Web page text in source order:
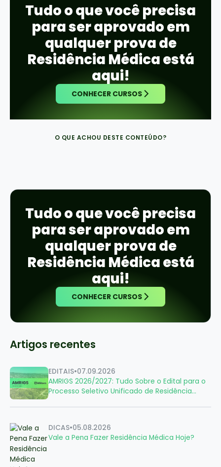
Tudo o que você precisa
para ser aprovado em
qualquer prova de
Residência Médica está
aqui!
CONHECER CURSOS
O QUE ACHOU DESTE CONTEÚDO?
Artigos recentes
EDITAIS•07.09.2026
AMRIGS 2026/2027: Tudo Sobre o Edital para o
Processo Seletivo Unificado de Residência
DICAS•05.08.2026
Vale a Pena Fazer Residência Médica Hoje?
Tudo o que você precisa
para ser aprovado em
qualquer prova de
Residência Médica está
aqui!
CONHECER CURSOS